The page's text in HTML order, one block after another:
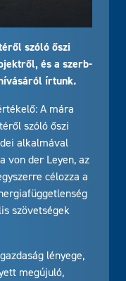
szóló őszi
és a szerb-
írtunk.
A mára
szóló őszi
alkalmával
von der Leyen, az
célozza a
szövetségek
lényege,
megújuló,